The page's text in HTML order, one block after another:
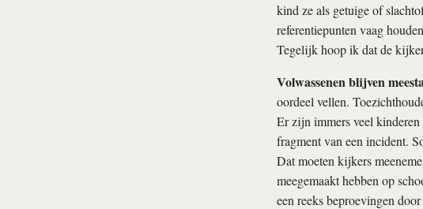
kind ze als getuige of
referentiepunten vaag
Tegelijk hoop ik dat de
Volwassenen blijven
oordeel vellen.
Er zijn immers veel kinderen
fragment van een incident.
Dat moeten kijkers
meegemaakt hebben op
een reeks beproevingen